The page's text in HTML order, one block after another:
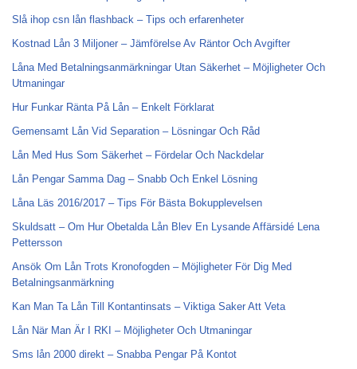
Slå ihop csn lån flashback – Tips och erfarenheter
Kostnad Lån 3 Miljoner – Jämförelse Av Räntor Och Avgifter
Låna Med Betalningsanmärkningar Utan Säkerhet – Möjligheter Och
Utmaningar
Hur Funkar Ränta På Lån – Enkelt Förklarat
Gemensamt Lån Vid Separation – Lösningar Och Råd
Lån Med Hus Som Säkerhet – Fördelar Och Nackdelar
Lån Pengar Samma Dag – Snabb Och Enkel Lösning
Låna Läs 2016/2017 – Tips För Bästa Bokupplevelsen
Skuldsatt – Om Hur Obetalda Lån Blev En Lysande Affärsidé Lena
Pettersson
Ansök Om Lån Trots Kronofogden – Möjligheter För Dig Med
Betalningsanmärkning
Kan Man Ta Lån Till Kontantinsats – Viktiga Saker Att Veta
Lån När Man Är I RKI – Möjligheter Och Utmaningar
Sms lån 2000 direkt – Snabba Pengar På Kontot